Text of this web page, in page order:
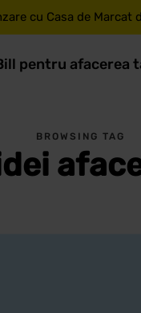
cu Casa de
pentru afacerea
BROWSING TAG